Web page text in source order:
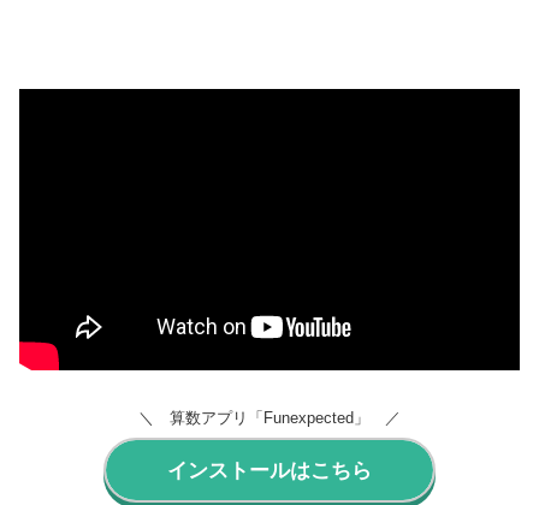
＼ 算数アプリ「Funexpected」 ／
インストールはこちら